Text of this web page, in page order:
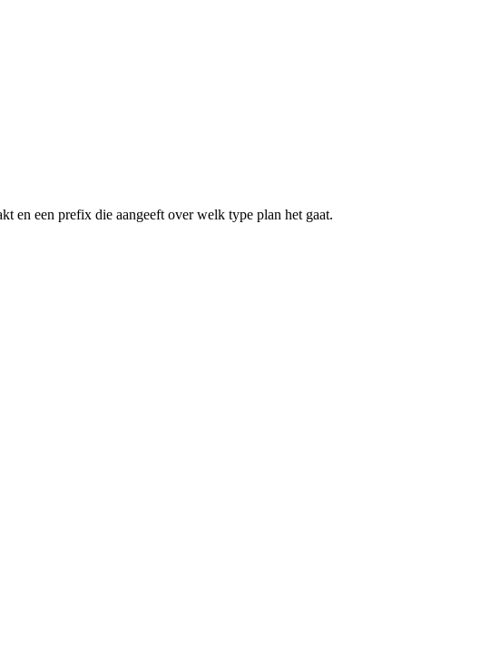
en een prefix die aangeeft over welk type plan het gaat.